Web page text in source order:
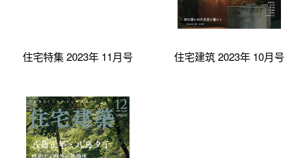
住宅特集 2023年 11月号 住宅建筑 2023年 10月号